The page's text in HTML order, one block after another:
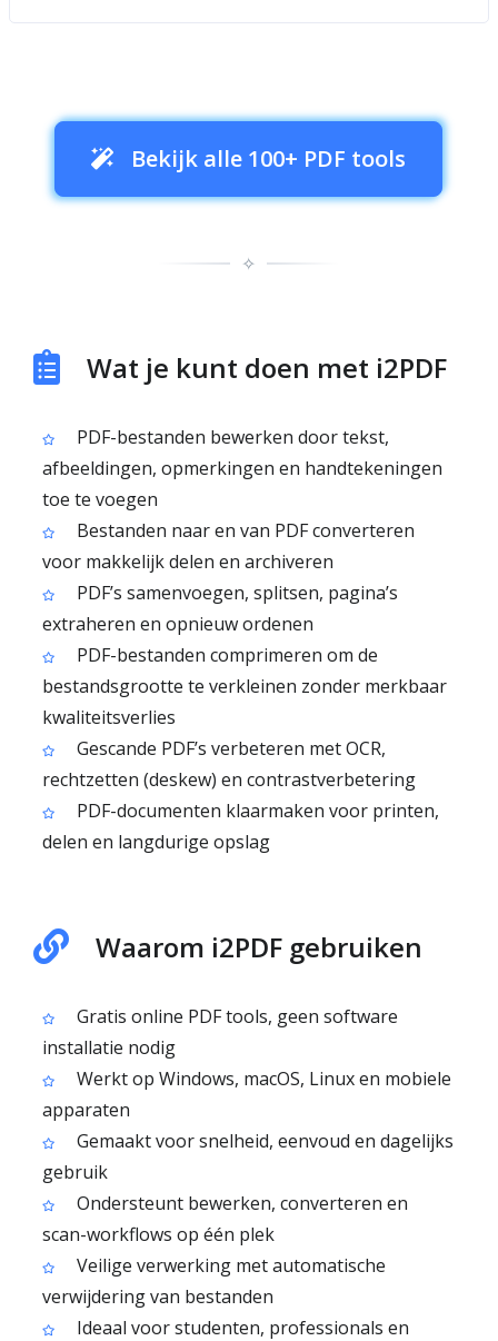
Bekijk alle 100+ PDF tools
✧
Wat je kunt doen met i2PDF
PDF-bestanden bewerken door tekst,
afbeeldingen, opmerkingen en handtekeningen
toe te voegen
Bestanden naar en van PDF converteren
voor makkelijk delen en archiveren
PDF’s samenvoegen, splitsen, pagina’s
extraheren en opnieuw ordenen
PDF-bestanden comprimeren om de
bestandsgrootte te verkleinen zonder merkbaar
kwaliteitsverlies
Gescande PDF’s verbeteren met OCR,
rechtzetten (deskew) en contrastverbetering
PDF-documenten klaarmaken voor printen,
delen en langdurige opslag
Waarom i2PDF gebruiken
Gratis online PDF tools, geen software
installatie nodig
Werkt op Windows, macOS, Linux en mobiele
apparaten
Gemaakt voor snelheid, eenvoud en dagelijks
gebruik
Ondersteunt bewerken, converteren en
scan-workflows op één plek
Veilige verwerking met automatische
verwijdering van bestanden
Ideaal voor studenten, professionals en